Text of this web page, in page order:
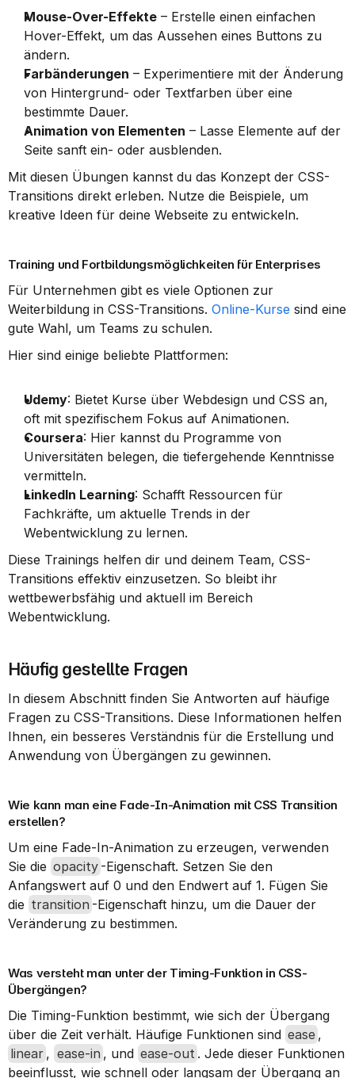
Mouse-Over-Effekte – Erstelle einen einfachen
Hover-Effekt, um das Aussehen eines Buttons zu
ändern.
Farbänderungen – Experimentiere mit der Änderung
von Hintergrund- oder Textfarben über eine
bestimmte Dauer.
Animation von Elementen – Lasse Elemente auf der
Seite sanft ein- oder ausblenden.
Mit diesen Übungen kannst du das Konzept der CSS-
Transitions direkt erleben. Nutze die Beispiele, um
kreative Ideen für deine Webseite zu entwickeln.
Training und Fortbildungsmöglichkeiten für Enterprises
Für Unternehmen gibt es viele Optionen zur
Weiterbildung in CSS-Transitions. Online-Kurse sind eine
gute Wahl, um Teams zu schulen.
Hier sind einige beliebte Plattformen:
Udemy: Bietet Kurse über Webdesign und CSS an,
oft mit spezifischem Fokus auf Animationen.
Coursera: Hier kannst du Programme von
Universitäten belegen, die tiefergehende Kenntnisse
vermitteln.
LinkedIn Learning: Schafft Ressourcen für
Fachkräfte, um aktuelle Trends in der
Webentwicklung zu lernen.
Diese Trainings helfen dir und deinem Team, CSS-
Transitions effektiv einzusetzen. So bleibt ihr
wettbewerbsfähig und aktuell im Bereich
Webentwicklung.
Häufig gestellte Fragen
In diesem Abschnitt finden Sie Antworten auf häufige
Fragen zu CSS-Transitions. Diese Informationen helfen
Ihnen, ein besseres Verständnis für die Erstellung und
Anwendung von Übergängen zu gewinnen.
Wie kann man eine Fade-In-Animation mit CSS Transition
erstellen?
Um eine Fade-In-Animation zu erzeugen, verwenden
Sie die opacity -Eigenschaft. Setzen Sie den
Anfangswert auf 0 und den Endwert auf 1. Fügen Sie
die transition -Eigenschaft hinzu, um die Dauer der
Veränderung zu bestimmen.
Was versteht man unter der Timing-Funktion in CSS-
Übergängen?
Die Timing-Funktion bestimmt, wie sich der Übergang
über die Zeit verhält. Häufige Funktionen sind ease
linear , ease-in , und ease-out . Jede dieser Funktionen
beeinflusst, wie schnell oder langsam der Übergang an